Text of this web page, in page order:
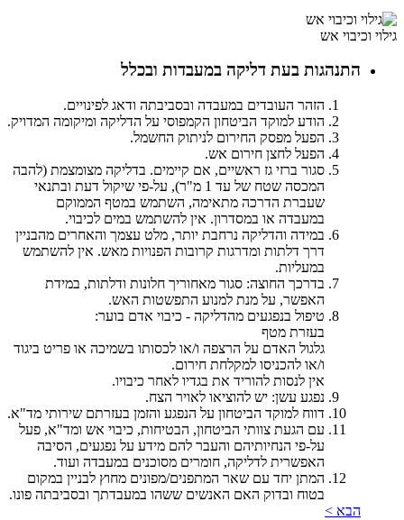
גילוי וכיבוי אש
התנהגות בעת דליקה במעבדות ובכלל
הזהר העובדים במעבדה ובסביבתה ודאג לפינויים.
הודע למוקד הביטחון הקמפוסי על הדליקה ומיקומה המדויק.
הפעל מפסק החירום לניתוק החשמל.
הפעל לחצן חירום אש.
סגור ברזי גז ראשיים, אם קיימים. בדליקה מצומצמת (להבה
המכסה שטח של עד 1 מ"ר), על-פי שיקול דעת ובתנאי
שעברת הדרכה מתאימה, השתמש במטף הממוקם
במעבדה או במסדרון. אין להשתמש במים לכיבוי.
במידה והדליקה נרחבת יותר, מלט עצמך והאחרים מהבניין
דרך דלתות ומדרגות קרובות הפנויות מאש. אין להשתמש
במעליות.
בדרכך החוצה: סגור מאחוריך חלונות ודלתות, במידת
האפשר, על מנת למנוע התפשטות האש.
טיפול בנפגעים מהדליקה - כיבוי אדם בוער:
בעזרת מטף
גלגול האדם על הרצפה ו/או לכסותו בשמיכה או פריט ביגוד
ו/או להכניסו למקלחת חירום.
אין לנסות להוריד את בגדיו לאחר כיבויו.
נפגע עשן: יש להוציאו לאויר הצח.
דווח למוקד הביטחון על הנפגע והזמן בעזרתם שירותי מד"א.
עם הגעת צוותי הביטחון, הבטיחות, כיבוי אש ומד"א, פעל
על-פי הנחיותיהם והעבר להם מידע על נפגעים, הסיבה
האפשרית לדליקה, חומרים מסוכנים במעבדה ועוד.
המתן יחד עם שאר המתפנים/מפונים מחוץ לבניין במקום
בטוח ובדוק האם האנשים ששהו במעבדתך ובסביבתה פונו.
הבא >